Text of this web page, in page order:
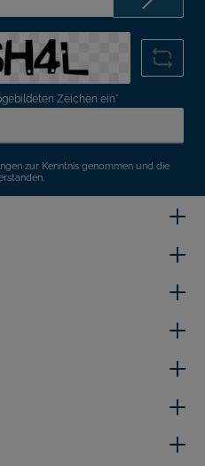
Zeichen ein*
zur Kenntnis genommen und die